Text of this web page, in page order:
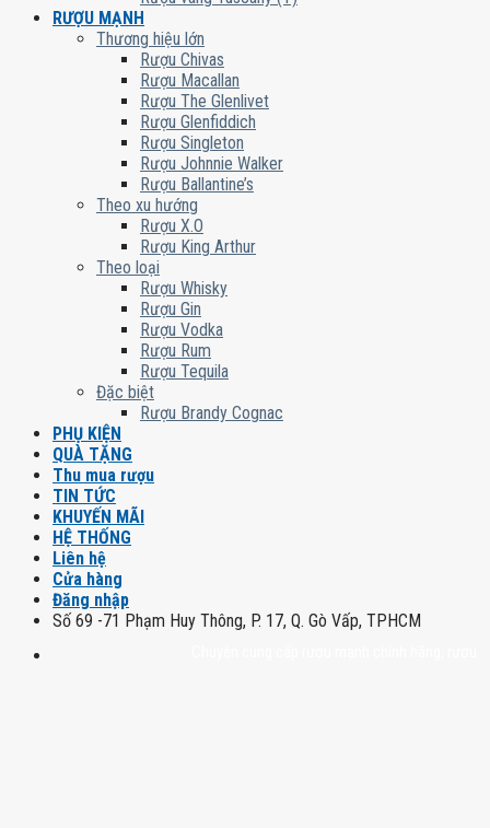
RƯỢU MẠNH
Thương hiệu lớn
Rượu Chivas
Rượu Macallan
Rượu The Glenlivet
Rượu Glenfiddich
Rượu Singleton
Rượu Johnnie Walker
Rượu Ballantine’s
Theo xu hướng
Rượu X.O
Rượu King Arthur
Theo loại
Rượu Whisky
Rượu Gin
Rượu Vodka
Rượu Rum
Rượu Tequila
Đặc biệt
Rượu Brandy Cognac
PHỤ KIỆN
QUÀ TẶNG
Thu mua rượu
TIN TỨC
KHUYẾN MÃI
HỆ THỐNG
Liên hệ
Cửa hàng
Đăng nhập
Số 69 -71 Phạm Huy Thông, P. 17, Q. Gò Vấp, TPHCM